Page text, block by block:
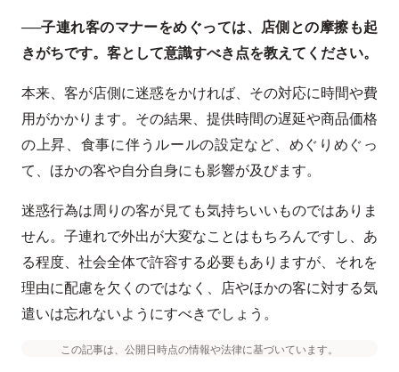
──子連れ客のマナーをめぐっては、店側との摩擦も起
きがちです。客として意識すべき点を教えてください。
本来、客が店側に迷惑をかければ、その対応に時間や費
用がかかります。その結果、提供時間の遅延や商品価格
の上昇、食事に伴うルールの設定など、めぐりめぐっ
て、ほかの客や自分自身にも影響が及びます。
迷惑行為は周りの客が見ても気持ちいいものではありま
せん。子連れで外出が大変なことはもちろんですし、あ
る程度、社会全体で許容する必要もありますが、それを
理由に配慮を欠くのではなく、店やほかの客に対する気
遣いは忘れないようにすべきでしょう。
この記事は、公開日時点の情報や法律に基づいています。